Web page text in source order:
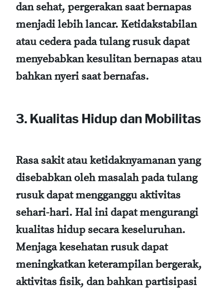
dan sehat, pergerakan saat bernapas
menjadi lebih lancar. Ketidakstabilan
atau cedera pada tulang rusuk dapat
menyebabkan kesulitan bernapas atau
bahkan nyeri saat bernafas.
3. Kualitas Hidup dan Mobilitas
Rasa sakit atau ketidaknyamanan yang
disebabkan oleh masalah pada tulang
rusuk dapat mengganggu aktivitas
sehari-hari. Hal ini dapat mengurangi
kualitas hidup secara keseluruhan.
Menjaga kesehatan rusuk dapat
meningkatkan keterampilan bergerak,
aktivitas fisik, dan bahkan partisipasi